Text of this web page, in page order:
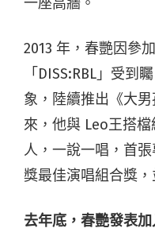
2013 年，春艷因參
「DISS:RBL」受到
象，陸續推出《大
來，他與 Leo王搭
人，一說一唱，首
獎最佳演唱組合獎
去年底，春艷發表